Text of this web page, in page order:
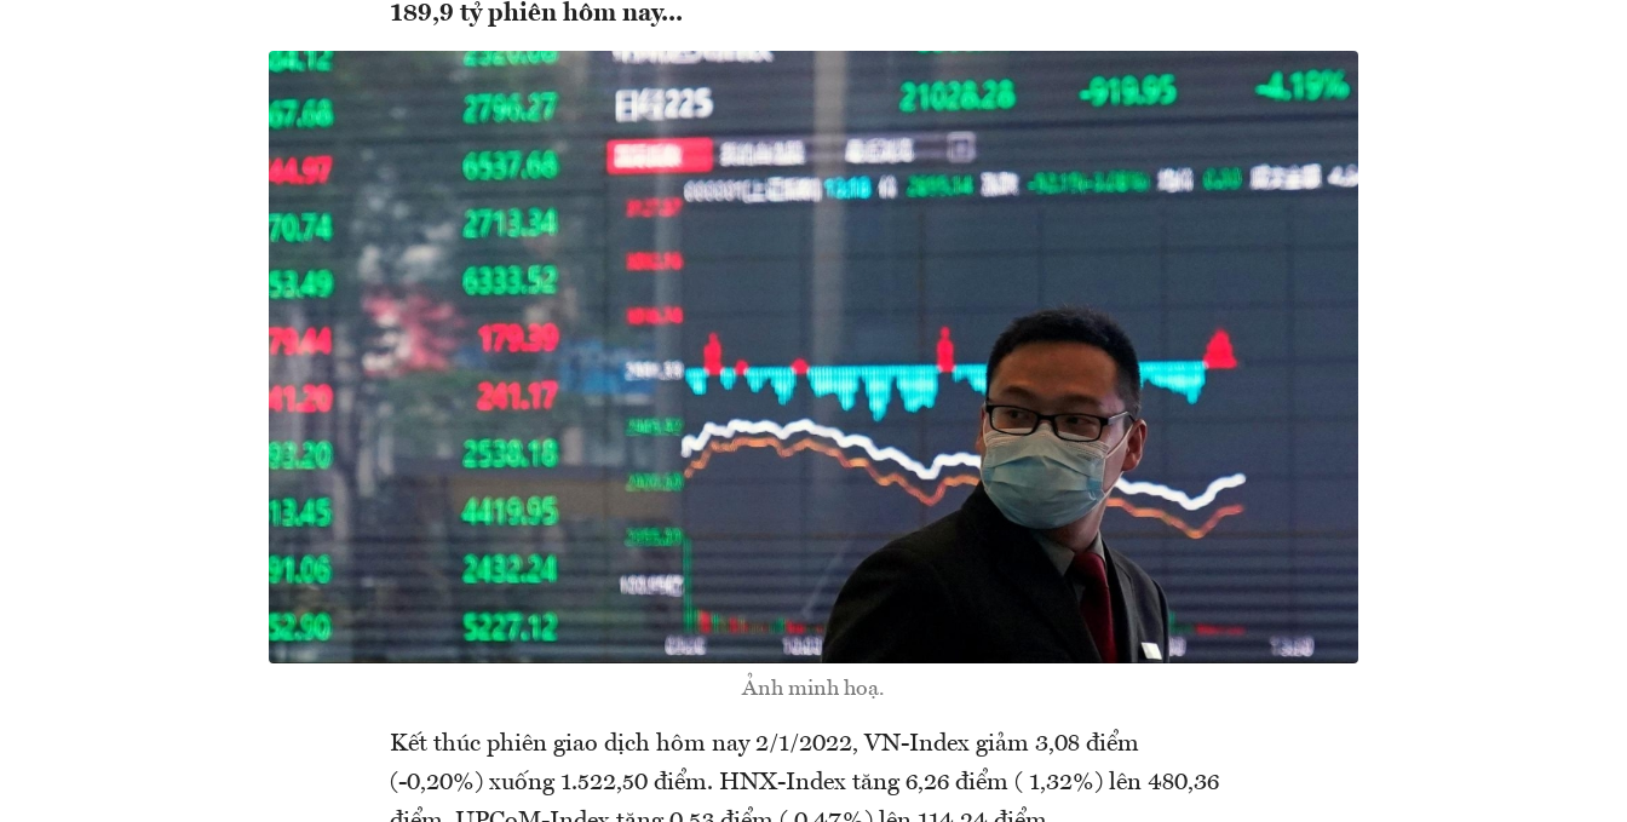
189,9 tỷ phiên hôm nay...
Ảnh minh hoạ.
Kết thúc phiên giao dịch hôm nay 2/1/2022, VN-Index giảm 3,08 điểm
(-0,20%) xuống 1.522,50 điểm. HNX-Index tăng 6,26 điểm ( 1,32%) lên 480,36